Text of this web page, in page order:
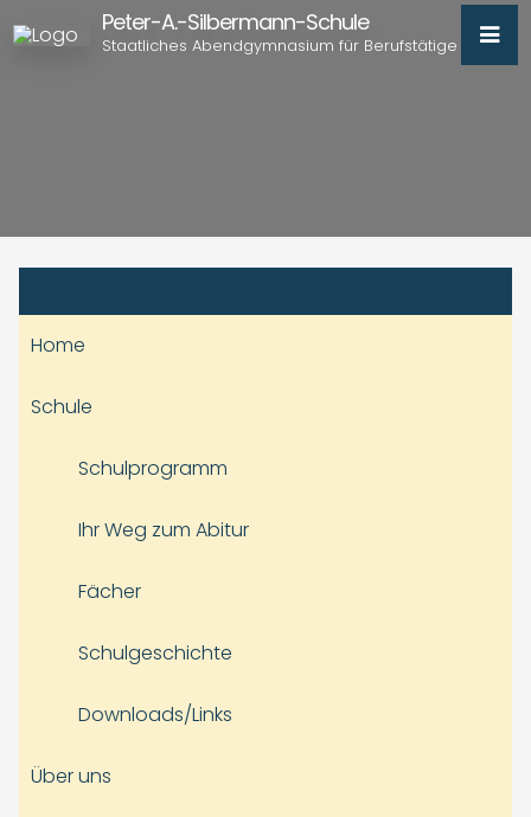
Peter-A.-Silbermann-Schule
Staatliches Abendgymnasium für Berufstätige
Home
Schule
Schulprogramm
Ihr Weg zum Abitur
Fächer
Schulgeschichte
Downloads/Links
Über uns